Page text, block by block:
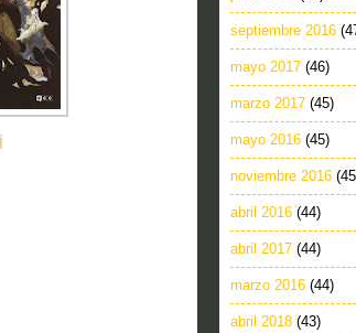
septiembre 2016
mayo 2017 (46)
marzo 2017 (45)
mayo 2016 (45)
noviembre 2016
abril 2016 (44)
abril 2017 (44)
marzo 2016 (44)
abril 2018 (43)